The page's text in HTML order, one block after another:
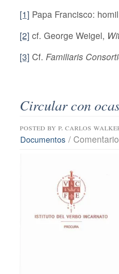
[1] Papa Francisco:
[2] cf. George Weigel,
[3] Cf. Familiaris
Circular con
posted by p. carlos
Documentos /